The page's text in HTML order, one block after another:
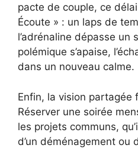
pacte de couple, ce
Écoute » : un laps de
l’adrénaline dépasse un
polémique s’apaise,
dans un nouveau calme.
Enfin, la vision partagée
Réserver une soirée
les projets communs,
d’un déménagement ou